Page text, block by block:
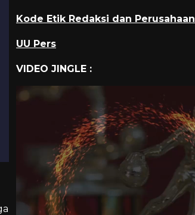
Kode Etik Redaksi dan Perusahaan
UU Pers
VIDEO JINGLE :